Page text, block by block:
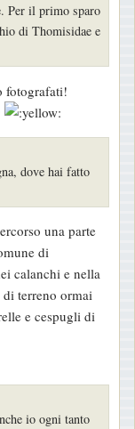
Per il primo sparo
di Thomisidae e
fotografati!
dove hai fatto
una parte
di
calanchi e nella
terreno ormai
e cespugli di
io ogni tanto